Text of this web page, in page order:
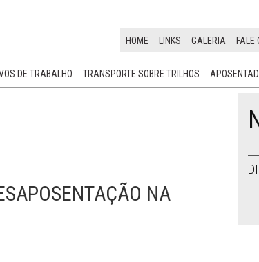
HOME LINKS GALERIA FALE
DE TRABALHO TRANSPORTE SOBRE TRILHOS
NA